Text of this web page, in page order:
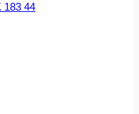
183 44